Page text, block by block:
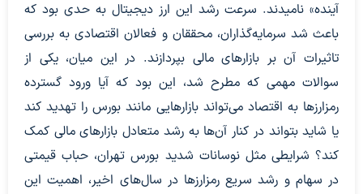
آینده» نامیدند. سرعت رشد این ارز دیجیتال به حدی بود که
باعث شد سرمایه‌گذاران، محققان و فعالان اقتصادی به بررسی
تاثیرات آن بر بازارهای مالی بپردازند. در این میان، یکی از
سوالات مهمی که مطرح شد، این بود که آیا ورود گسترده
رمزارزها به اقتصاد می‌تواند بازارهایی مانند بورس را تهدید کند
یا شاید بتواند در کنار آن‌ها به رشد متعادل بازارهای مالی کمک
کند؟ شرایطی مثل نوسانات شدید بورس تهران، حباب قیمتی
در سهام و رشد سریع رمزارزها در سال‌های اخیر، اهمیت این